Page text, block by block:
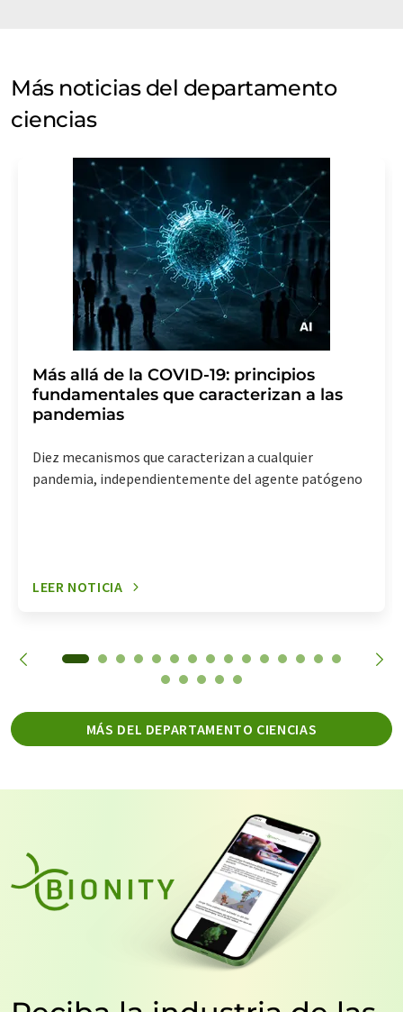
Más noticias del departamento
ciencias
Más allá de la COVID-19: principios
fundamentales que caracterizan a las
pandemias
Diez mecanismos que caracterizan a cualquier
pandemia, independientemente del agente patógeno
LEER NOTICIA
MÁS DEL DEPARTAMENTO CIENCIAS